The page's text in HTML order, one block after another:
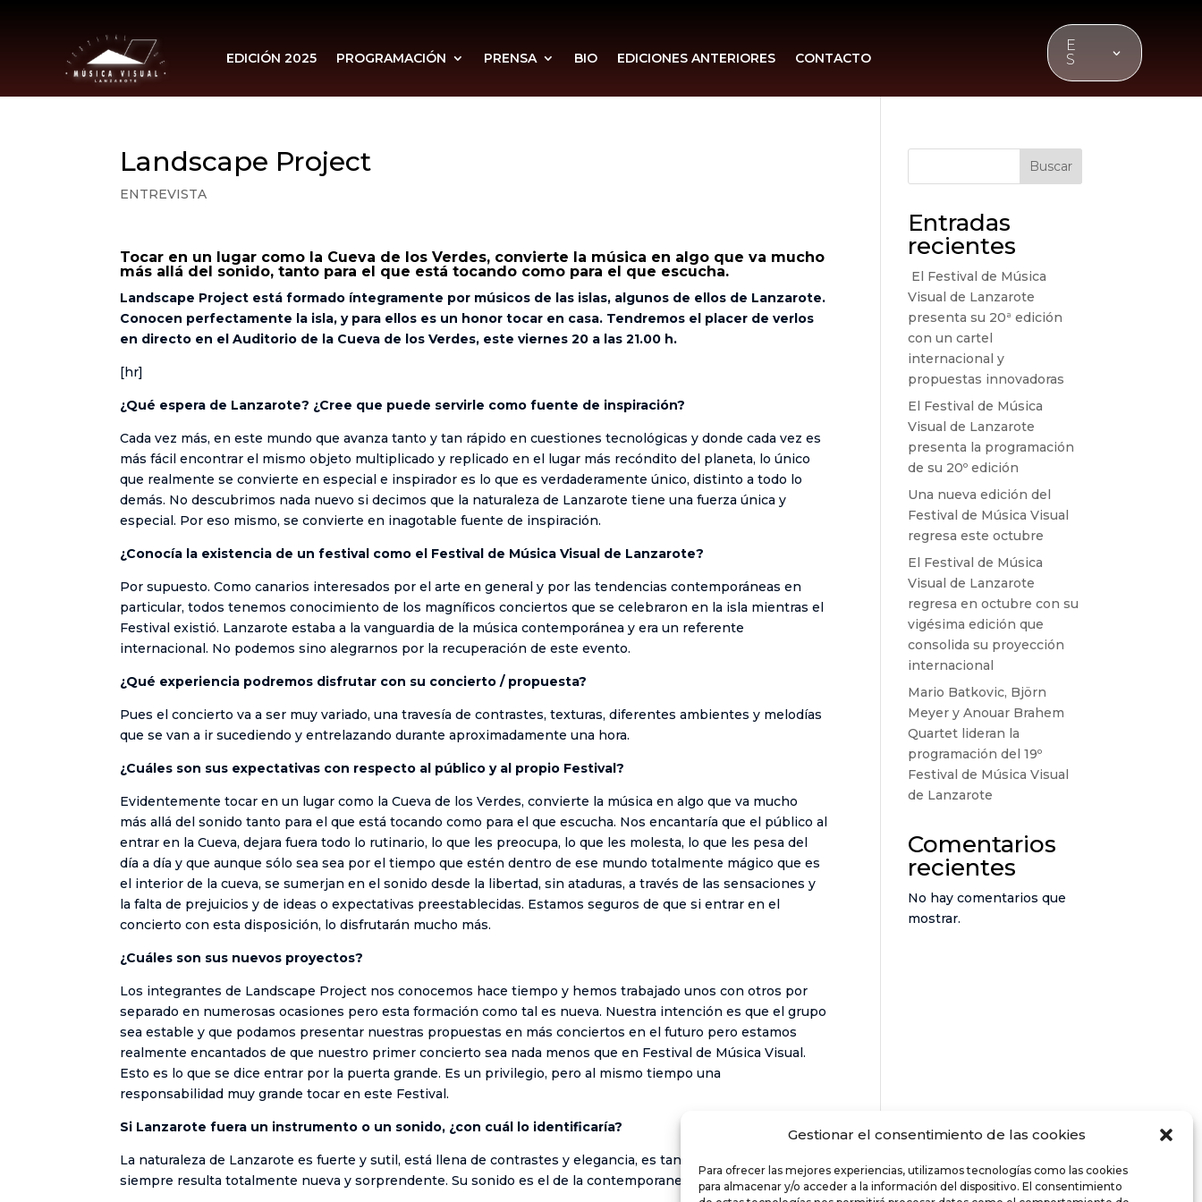
Gestionar el consentimiento de las cookies
Para ofrecer las mejores experiencias, utilizamos tecnologías como las cookies
para almacenar y/o acceder a la información del dispositivo. El consentimiento
EDICIÓN 2025 PROGRAMACIÓN PRENSA BIO EDICIONES ANTERIORES CONTACTO
E
S
Landscape Project
ENTREVISTA
Tocar en un lugar como la Cueva de los Verdes, convierte la música en algo que va mucho
más allá del sonido, tanto para el que está tocando como para el que escucha.
Landscape Project está formado íntegramente por músicos de las islas, algunos de ellos de Lanzarote.
Conocen perfectamente la isla, y para ellos es un honor tocar en casa. Tendremos el placer de verlos
en directo en el Auditorio de la Cueva de los Verdes, este viernes 20 a las 21.00 h.
[hr]
¿Qué espera de Lanzarote? ¿Cree que puede servirle como fuente de inspiración?
Cada vez más, en este mundo que avanza tanto y tan rápido en cuestiones tecnológicas y donde cada vez es
más fácil encontrar el mismo objeto multiplicado y replicado en el lugar más recóndito del planeta, lo único
que realmente se convierte en especial e inspirador es lo que es verdaderamente único, distinto a todo lo
demás. No descubrimos nada nuevo si decimos que la naturaleza de Lanzarote tiene una fuerza única y
especial. Por eso mismo, se convierte en inagotable fuente de inspiración.
¿Conocía la existencia de un festival como el Festival de Música Visual de Lanzarote?
Por supuesto. Como canarios interesados por el arte en general y por las tendencias contemporáneas en
particular, todos tenemos conocimiento de los magníficos conciertos que se celebraron en la isla mientras el
Festival existió. Lanzarote estaba a la vanguardia de la música contemporánea y era un referente
internacional. No podemos sino alegrarnos por la recuperación de este evento.
¿Qué experiencia podremos disfrutar con su concierto / propuesta?
Pues el concierto va a ser muy variado, una travesía de contrastes, texturas, diferentes ambientes y melodías
que se van a ir sucediendo y entrelazando durante aproximadamente una hora.
¿Cuáles son sus expectativas con respecto al público y al propio Festival?
Evidentemente tocar en un lugar como la Cueva de los Verdes, convierte la música en algo que va mucho
más allá del sonido tanto para el que está tocando como para el que escucha. Nos encantaría que el público al
entrar en la Cueva, dejara fuera todo lo rutinario, lo que les preocupa, lo que les molesta, lo que les pesa del
día a día y que aunque sólo sea sea por el tiempo que estén dentro de ese mundo totalmente mágico que es
el interior de la cueva, se sumerjan en el sonido desde la libertad, sin ataduras, a través de las sensaciones y
la falta de prejuicios y de ideas o expectativas preestablecidas. Estamos seguros de que si entrar en el
concierto con esta disposición, lo disfrutarán mucho más.
¿Cuáles son sus nuevos proyectos?
Los integrantes de Landscape Project nos conocemos hace tiempo y hemos trabajado unos con otros por
separado en numerosas ocasiones pero esta formación como tal es nueva. Nuestra intención es que el grupo
sea estable y que podamos presentar nuestras propuestas en más conciertos en el futuro pero estamos
realmente encantados de que nuestro primer concierto sea nada menos que en Festival de Música Visual.
Esto es lo que se dice entrar por la puerta grande. Es un privilegio, pero al mismo tiempo una
responsabilidad muy grande tocar en este Festival.
Si Lanzarote fuera un instrumento o un sonido, ¿con cuál lo identificaría?
La naturaleza de Lanzarote es fuerte y sutil, está llena de contrastes y elegancia, es tan sobria y primitiva que
siempre resulta totalmente nueva y sorprendente. Su sonido es el de la contemporaneidad.
Buscar
Entradas
recientes
El Festival de Música
Visual de Lanzarote
presenta su 20ª edición
con un cartel
internacional y
propuestas innovadoras
El Festival de Música
Visual de Lanzarote
presenta la programación
de su 20º edición
Una nueva edición del
Festival de Música Visual
regresa este octubre
El Festival de Música
Visual de Lanzarote
regresa en octubre con su
vigésima edición que
consolida su proyección
internacional
Mario Batkovic, Björn
Meyer y Anouar Brahem
Quartet lideran la
programación del 19º
Festival de Música Visual
de Lanzarote
Comentarios
recientes
No hay comentarios que
mostrar.